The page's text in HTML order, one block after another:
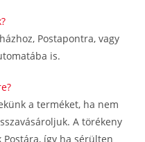
Postapontra, vagy
is.
a terméket, ha nem
A törékeny
így ha sérülten